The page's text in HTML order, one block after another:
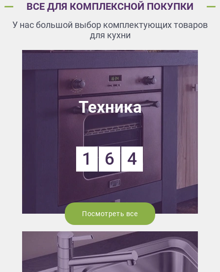
ВСЕ ДЛЯ КОМПЛЕКСНОЙ ПОКУПКИ
У нас большой выбор комплектующих товаров
для кухни
Техника
1 6 4
Посмотреть все